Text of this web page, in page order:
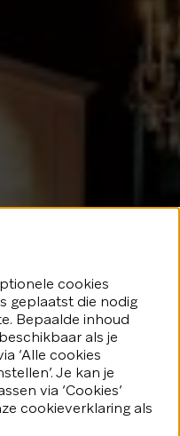
even
valt nog veel
cookies
geplaatst die nodig
Bepaalde inhoud
als je
‘Alle cookies
Je kan je
via ‘Cookies’
cookieverklaring als